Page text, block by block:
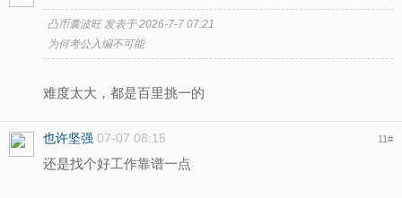
凸币囊波旺 发表于 2026-7-7 07:21
为何考公入编不可能
难度太大，都是百里挑一的
也许坚强 07-07 08:15 11#
还是找个好工作靠谱一点